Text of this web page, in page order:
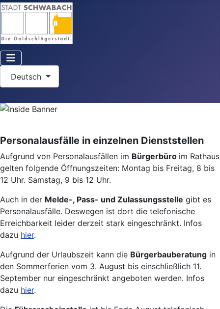
Deutsch
Personalausfälle in einzelnen Dienststellen
Aufgrund von Personalausfällen im Bürgerbüro im Rathaus
gelten folgende Öffnungszeiten: Montag bis Freitag, 8 bis
12 Uhr. Samstag, 9 bis 12 Uhr.
Auch in der Melde-, Pass- und Zulassungsstelle gibt es
Personalausfälle. Deswegen ist dort die telefonische
Erreichbarkeit leider derzeit stark eingeschränkt. Infos
dazu hier.
Aufgrund der Urlaubszeit kann die Bürgerbauberatung in
den Sommerferien vom 3. August bis einschließlich 11.
September nur eingeschränkt angeboten werden. Infos
dazu hier.